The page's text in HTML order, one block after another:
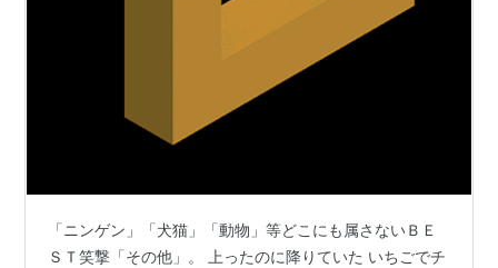
「ニンゲン」「犬猫」「動物」等どこにも属さないＢＥ
ＳＴ笑撃「その他」。 上ったのに降りていた いちごでチ